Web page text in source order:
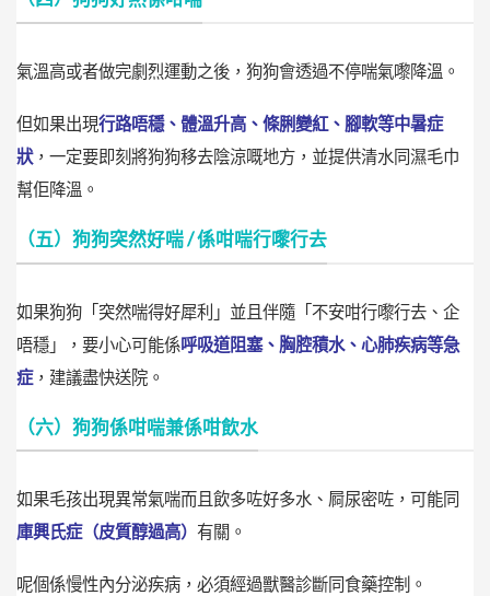
氣溫高或者做完劇烈運動之後，狗狗會透過不停喘氣嚟降溫。
但如果出現行路唔穩、體溫升高、條脷變紅、腳軟等中暑症
狀，一定要即刻將狗狗移去陰涼嘅地方，並提供清水同濕毛巾
幫佢降溫。
（五）狗狗突然好喘 / 係咁喘行嚟行去
如果狗狗「突然喘得好犀利」並且伴隨「不安咁行嚟行去、企
唔穩」，要小心可能係呼吸道阻塞、胸腔積水、心肺疾病等急
症，建議盡快送院。
（六）狗狗係咁喘兼係咁飲水
如果毛孩出現異常氣喘而且飲多咗好多水、屙尿密咗，可能同
庫興氏症（皮質醇過高） 有關。
呢個係慢性內分泌疾病，必須經過獸醫診斷同食藥控制。